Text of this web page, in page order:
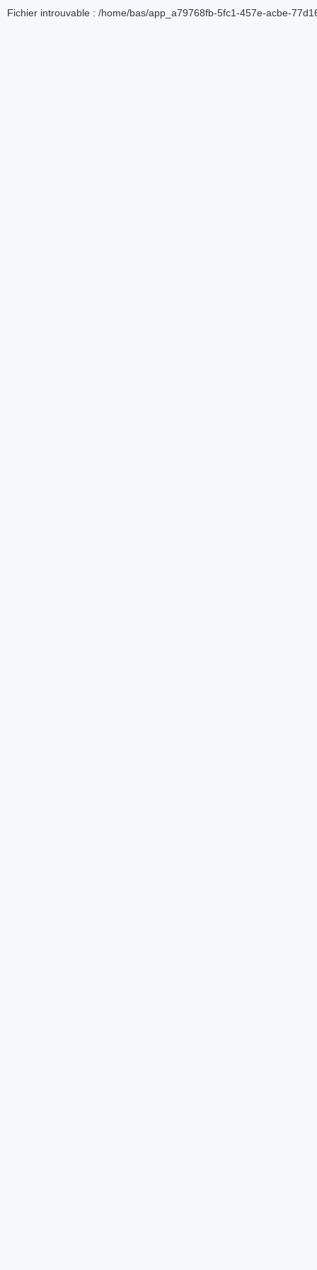
Fichier introuvable : /home/bas/app_a79768fb-5fc1-457e-acbe-